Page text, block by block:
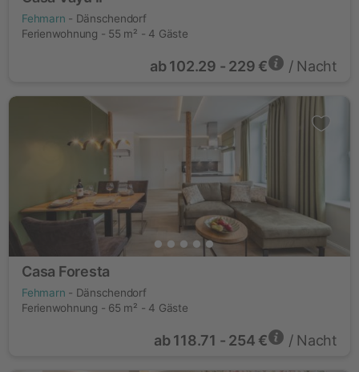
Fehmarn - Dänschendorf
Ferienwohnung - 55 m² - 4 Gäste
ab102.29 - 229 € / Nacht
Casa Foresta
Fehmarn - Dänschendorf
Ferienwohnung - 65 m² - 4 Gäste
ab118.71 - 254 € / Nacht